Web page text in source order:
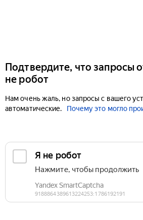
Подтвердите, что запросы
не робот
Нам очень жаль, но запросы с вашего
автоматические.
Почему это могло